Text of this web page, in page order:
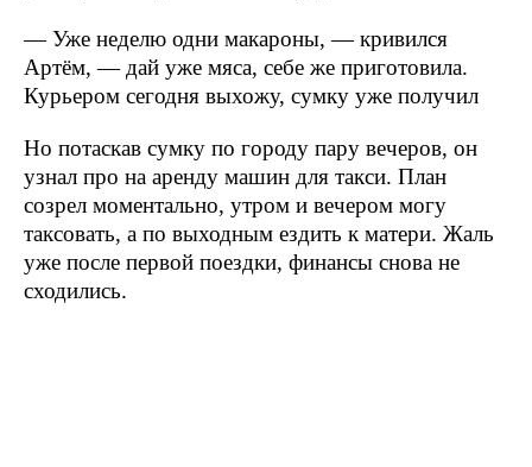
— Уже неделю одни макароны, — кривился
Артём, — дай уже мяса, себе же приготовила.
Курьером сегодня выхожу, сумку уже получил
Но потаскав сумку по городу пару вечеров, он
узнал про на аренду машин для такси. План
созрел моментально, утром и вечером могу
таксовать, а по выходным ездить к матери. Жаль
уже после первой поездки, финансы снова не
сходились.